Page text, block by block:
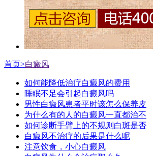
首页>白癜风
如何能降低治疗白癜风的费用
睡眠不足会引起白癜风吗
男性白癜风患者平时该怎么保养皮
为什么有的人的白癜风一直都治不
如何诊断手臂上的不规则白斑是否
白癜风不治疗的后果是什么呢
注意饮食，小心白癜风